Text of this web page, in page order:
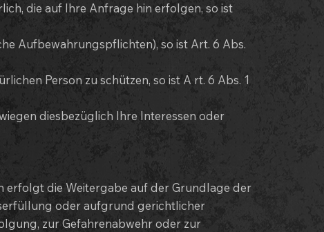
die auf Ihre Anfrage hin erfolgen, so ist
Aufbewahrungspflichten), so ist Art. 6 Abs.
Person zu schützen, so ist A rt. 6 Abs. 1
diesbezüglich Ihre Interessen oder
erfolgt die Weitergabe auf der Grundlage der
oder aufgrund gerichtlicher
zur Gefahrenabwehr oder zur